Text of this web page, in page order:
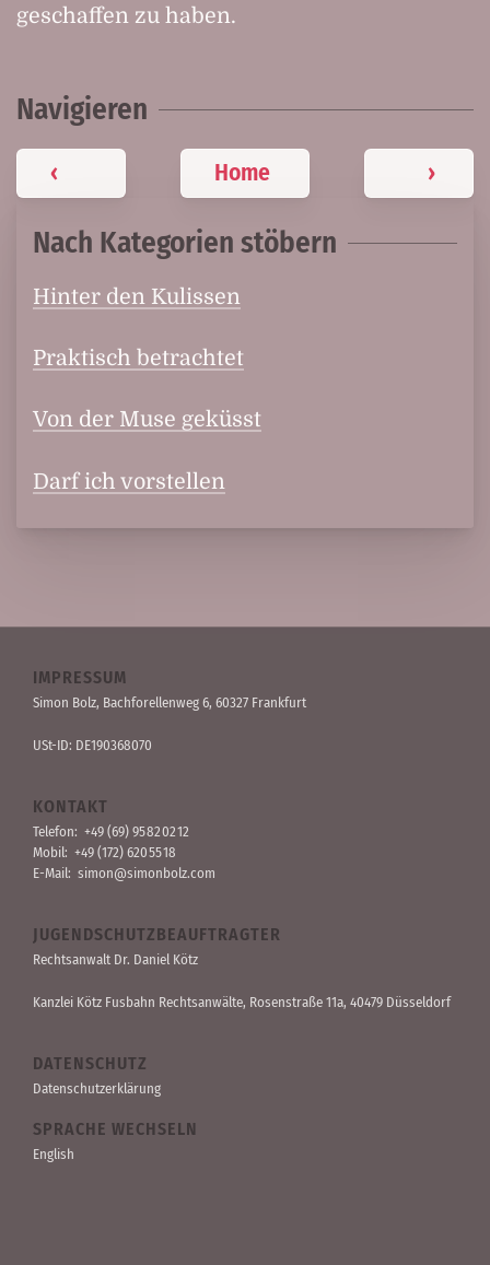
geschaffen zu haben.
Navigieren
‹ Home ›
Nach Kategorien stöbern
Hinter den Kulissen
Praktisch betrachtet
Von der Muse geküsst
Darf ich vorstellen
IMPRESSUM
Simon Bolz, Bachforellen­weg 6, 60327 Frankfurt
USt-ID: DE190368070
KONTAKT
Telefon: +49 (69) 95 82 02 12
Mobil: +49 (172) 620 55 18
E-Mail: simon@simonbolz.com
JUGENDSCHUTZBEAUFTRAGTER
Rechts­anwalt Dr. Daniel Kötz
Kanzlei Kötz Fusbahn Rechts­anwälte, Rosen­straße 11a, 40479 Düssel­dorf
DATENSCHUTZ
Datenschutzerklärung
SPRACHE WECHSELN
English